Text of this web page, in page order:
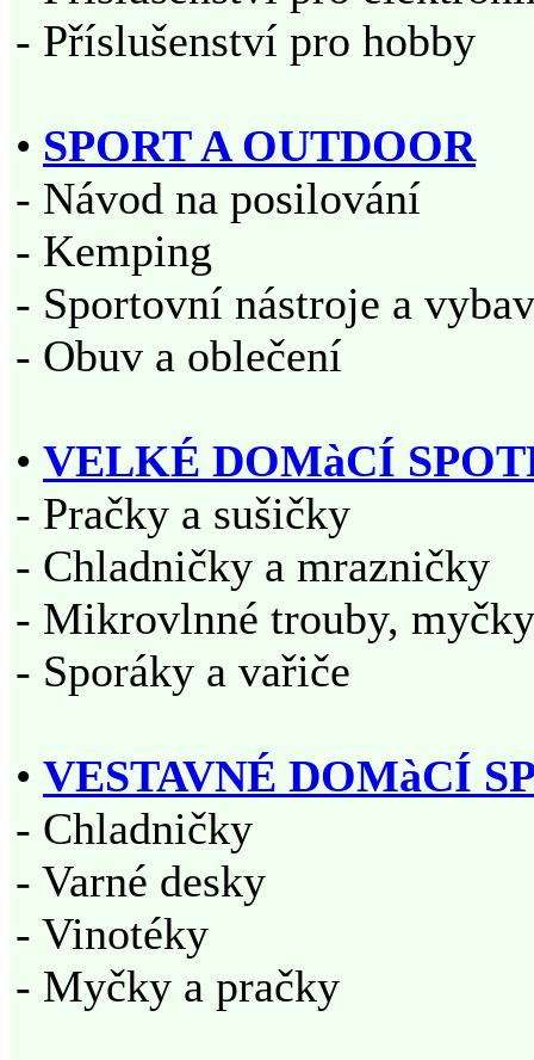
- Příslušenství pro hobby
• SPORT A OUTDOOR
- Návod na posilování
- Kemping
- Sportovní nástroje a
- Obuv a oblečení
• VELKÉ DOMàCÍ
- Pračky a sušičky
- Chladničky a mrazničky
- Mikrovlnné trouby, myčky
- Sporáky a vařiče
• VESTAVNÉ DOMàCÍ
- Chladničky
- Varné desky
- Vinotéky
- Myčky a pračky